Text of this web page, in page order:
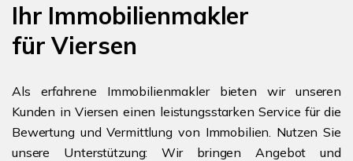
Ihr Immobilienmakler
für Viersen
Als erfahrene Immobilienmakler bieten wir unseren
Kunden in Viersen einen leistungsstarken Service für die
Bewertung und Vermittlung von Immobilien. Nutzen Sie
unsere Unterstützung: Wir bringen Angebot und